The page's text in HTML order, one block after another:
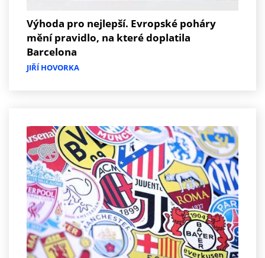
Výhoda pro nejlepší. Evropské poháry
mění pravidlo, na které doplatila
Barcelona
JIŘÍ HOVORKA